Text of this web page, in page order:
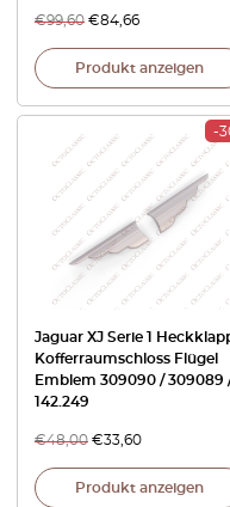
€99,60 €84,66
Produkt anzeigen
-
Jaguar XJ Serie 1
Kofferraumschloss Flügel
Emblem 309090 / 309089
142.249
€48,00 €33,60
Produkt anzeigen